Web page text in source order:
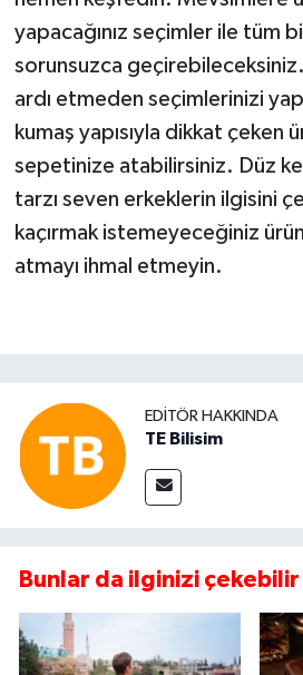
yapacağınız seçimler ile tüm
sorunsuzca
ardı etmeden seçimlerinizi
kumaş yapısıyla dikkat çeken
sepetinize atabilirsiniz. Düz
tarzı seven erkeklerin ilgisini
kaçırmak istemeyeceğiniz
atmayı ihmal etmeyin.
EDITÖR HAKKINDA
TE Bilisim
Bunlar da ilginizi çekebilir